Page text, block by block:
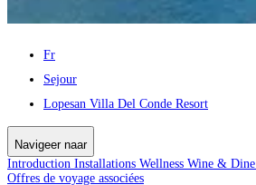
Fr
Sejour
Lopesan Villa Del Conde Resort
Navigeer naar
Introduction Installations Wellness Wine & Dine
Offres de voyage associées